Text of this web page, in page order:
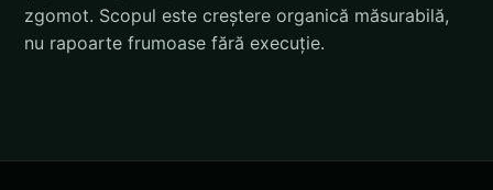
zgomot. Scopul este creștere organică măsurabilă,
nu rapoarte frumoase fără execuție.